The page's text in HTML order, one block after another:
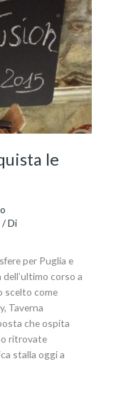
le
/ Di
per Puglia e
corso a
scelto come
Taverna
che ospita
ritrovate
stalla oggi a